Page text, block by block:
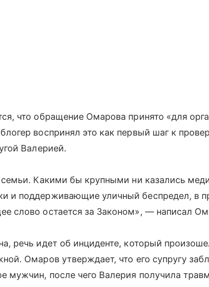
что обращение Омарова принято «для
воспринял это как первый шаг к
Валерией.
Какими бы крупными ни казались
и поддерживающие уличный беспредел, в
слово остается за Законом», — написал
речь идет об инциденте, который
Омаров утверждает, что его супругу
мужчин, после чего Валерия получила